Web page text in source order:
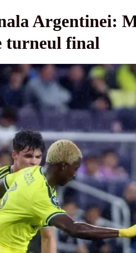
Argentinei:
turneul final